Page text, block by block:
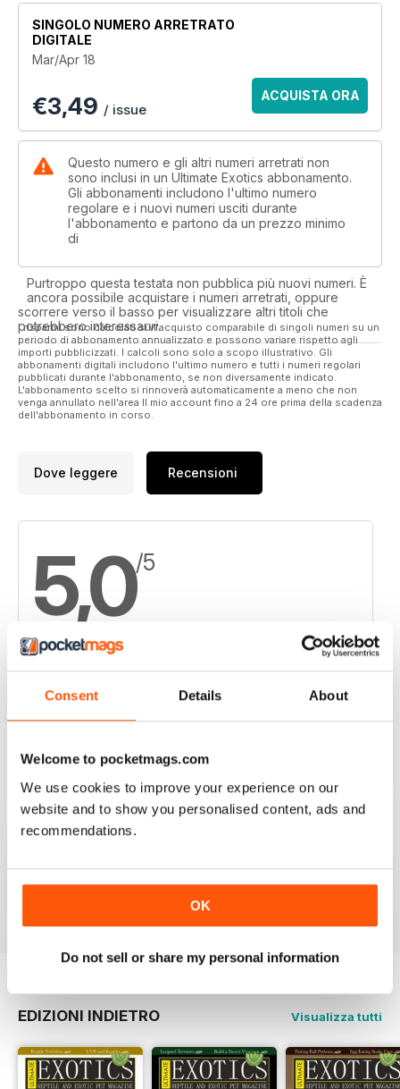
Consent Details About
Welcome to pocketmags.com
We use cookies to improve your experience on our
website and to show you personalised content, ads and
recommendations.
OK
Do not sell or share my personal information
SINGOLO NUMERO ARRETRATO
DIGITALE
Mar/Apr 18
€3,49 / issue
ACQUISTA ORA
Questo numero e gli altri numeri arretrati non
sono inclusi in un Ultimate Exotics abbonamento.
Gli abbonamenti includono l'ultimo numero
regolare e i nuovi numeri usciti durante
l'abbonamento e partono da un prezzo minimo
di
Purtroppo questa testata non pubblica più nuovi numeri. È
ancora possibile acquistare i numeri arretrati, oppure
scorrere verso il basso per visualizzare altri titoli che
potrebbero interessarvi.
I risparmi sono calcolati sull'acquisto comparabile di singoli numeri su un
periodo di abbonamento annualizzato e possono variare rispetto agli
importi pubblicizzati. I calcoli sono solo a scopo illustrativo. Gli
abbonamenti digitali includono l'ultimo numero e tutti i numeri regolari
pubblicati durante l'abbonamento, se non diversamente indicato.
L'abbonamento scelto si rinnoverà automaticamente a meno che non
venga annullato nell'area Il mio account fino a 24 ore prima della scadenza
dell'abbonamento in corso.
Dove leggere Recensioni
5,0/5
3
2
1
VISUALIZZA LE RECENSIONI
EDIZIONI INDIETRO Visualizza tutti